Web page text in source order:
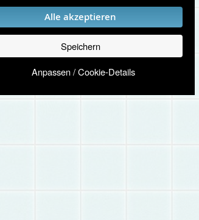
Alle akzeptieren
Speichern
Anpassen / Cookie-Details